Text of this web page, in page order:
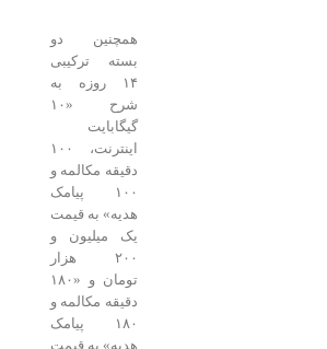
همچنین دو
بسته ترکیبی
۱۴ روزه به
گیگابایت
اینترنت، ۱۰۰
دقیقه مکالمه و
۱۰۰ پیامک
هدیه» به قیمت
یک میلیون و
۲۰۰ هزار
تومان و «۱۸۰
دقیقه مکالمه و
۱۸۰ پیامک
هدیه» به قیمت